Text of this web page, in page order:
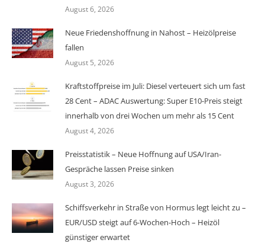
August 6, 2026
Neue Friedenshoffnung in Nahost – Heizölpreise
fallen
August 5, 2026
Kraftstoffpreise im Juli: Diesel verteuert sich um fast
28 Cent – ADAC Auswertung: Super E10-Preis steigt
innerhalb von drei Wochen um mehr als 15 Cent
August 4, 2026
Preisstatistik – Neue Hoffnung auf USA/Iran-
Gespräche lassen Preise sinken
August 3, 2026
Schiffsverkehr in Straße von Hormus legt leicht zu –
EUR/USD steigt auf 6-Wochen-Hoch – Heizöl
günstiger erwartet